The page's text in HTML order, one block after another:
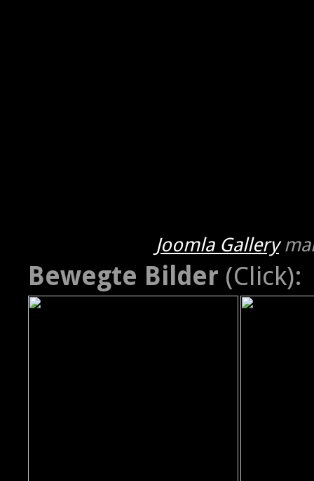
Joomla Gallery
Bewegte Bilder (Click):